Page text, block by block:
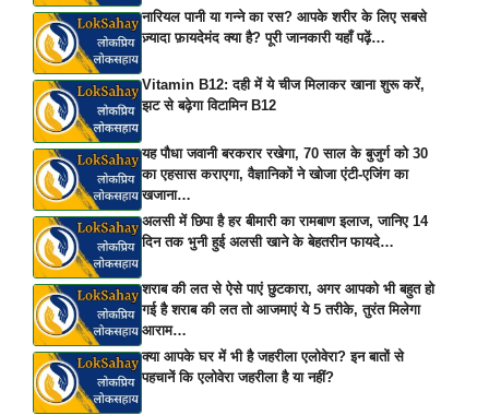
नारियल पानी या गन्ने का रस? आपके शरीर के लिए सबसे
ज़्यादा फ़ायदेमंद क्या है? पूरी जानकारी यहाँ पढ़ें…
Vitamin B12: दही में ये चीज मिलाकर खाना शुरू करें,
झट से बढ़ेगा विटामिन B12
यह पौधा जवानी बरकरार रखेगा, 70 साल के बुजुर्ग को 30
का एहसास कराएगा, वैज्ञानिकों ने खोजा एंटी-एजिंग का
खजाना…
अलसी में छिपा है हर बीमारी का रामबाण इलाज, जानिए 14
दिन तक भुनी हुई अलसी खाने के बेहतरीन फायदे…
शराब की लत से ऐसे पाएं छुटकारा, अगर आपको भी बहुत हो
गई है शराब की लत तो आजमाएं ये 5 तरीके, तुरंत मिलेगा
आराम…
क्या आपके घर में भी है जहरीला एलोवेरा? इन बातों से
पहचानें कि एलोवेरा जहरीला है या नहीं?